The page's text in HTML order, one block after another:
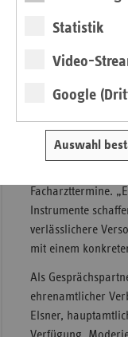
Statistik
Video-
Google
Auswahl
Neue Impulse in
Für Sommer 2026
Primärversorgung
an“, betonte
gestützte
Facharzttermine.
Instrumente
verlässlichere
mit einem
Als
ehrenamtlicher
Elsner,